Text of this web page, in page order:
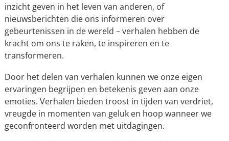
inzicht geven in het leven van anderen, of
nieuwsberichten die ons informeren over
gebeurtenissen in de wereld – verhalen hebben de
kracht om ons te raken, te inspireren en te
transformeren.
Door het delen van verhalen kunnen we onze eigen
ervaringen begrijpen en betekenis geven aan onze
emoties. Verhalen bieden troost in tijden van verdriet,
vreugde in momenten van geluk en hoop wanneer we
geconfronteerd worden met uitdagingen.